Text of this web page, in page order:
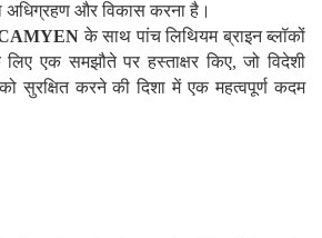
अधिग्रहण और विकास करना है।
के साथ पांच लिथियम ब्राइन ब्लॉकों
एक समझौते पर हस्ताक्षर किए, जो विदेशी
सुरक्षित करने की दिशा में एक महत्वपूर्ण कदम